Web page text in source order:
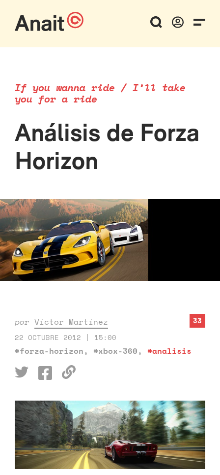
If you wanna ride / I’ll take
you for a ride
Análisis de Forza
Horizon
por Víctor Martínez
22 OCTUBRE 2012 | 15:00
#forza-horizon, #xbox-360, #analisis
33